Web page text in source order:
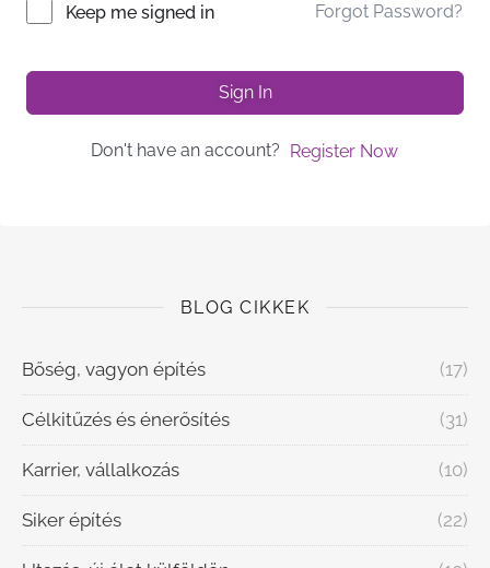
Keep me signed in Forgot Password?
Sign In
Don't have an account? Register Now
BLOG CIKKEK
Bőség, vagyon építés (17)
Célkitűzés és énerősítés (31)
Karrier, vállalkozás (10)
Siker építés (22)